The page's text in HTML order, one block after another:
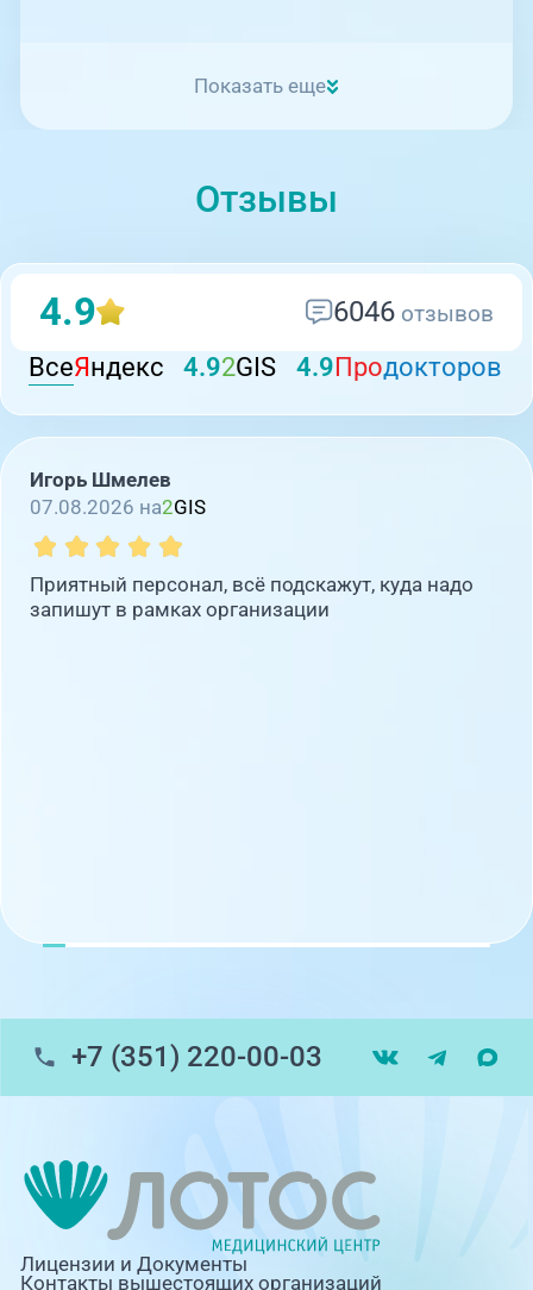
Показать еще
Отзывы
4.9 6046отзывов
ВсеЯ ндекс 4.92GIS 4.9 Продокторов
Игорь Шмелев
07.08.2026 на2GIS
Приятный персонал, всё подскажут, куда надо
запишут в рамках организации
+7 (351) 220-00-03
Лицензии и Документы
Контакты вышестоящих организаций